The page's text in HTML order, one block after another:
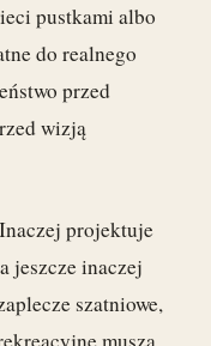
pustkami albo
do realnego
przed
wizją
projektuje
jeszcze inaczej
szatniowe,
muszą